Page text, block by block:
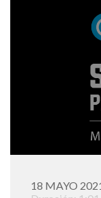
18 MAYO